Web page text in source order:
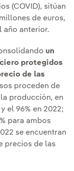
(COVID), sitúan
de euros,
año anterior.
un
protegidos
de las
proceden de
producción, en
el 96% en 2022;
para ambos
se encuentran
precios de las